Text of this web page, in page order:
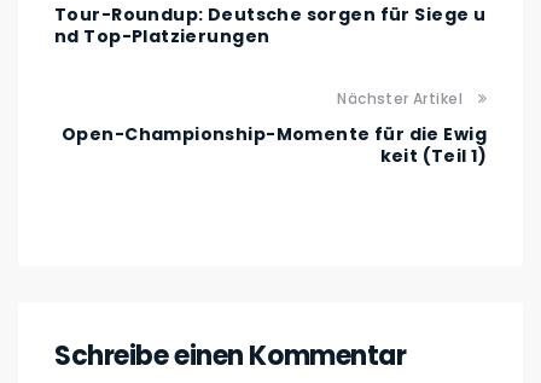
Tour-Roundup: Deutsche sorgen für Siege u
nd Top-Platzierungen
Nächster Artikel
Open-Championship-Momente für die Ewig
keit (Teil 1)
Schreibe einen Kommentar